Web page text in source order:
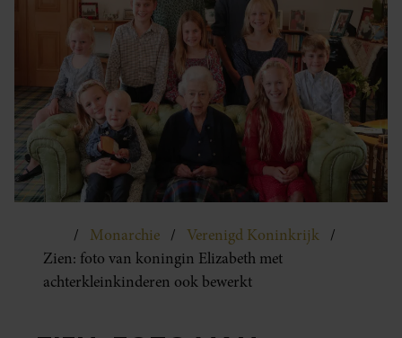
Monarchie
Verenigd Koninkrijk
Zien: foto van koningin Elizabeth met
achterkleinkinderen ook bewerkt